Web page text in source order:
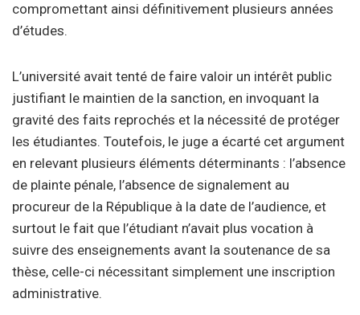
compromettant ainsi définitivement plusieurs années
d’études.
L’université avait tenté de faire valoir un intérêt public
justifiant le maintien de la sanction, en invoquant la
gravité des faits reprochés et la nécessité de protéger
les étudiantes. Toutefois, le juge a écarté cet argument
en relevant plusieurs éléments déterminants : l’absence
de plainte pénale, l’absence de signalement au
procureur de la République à la date de l’audience, et
surtout le fait que l’étudiant n’avait plus vocation à
suivre des enseignements avant la soutenance de sa
thèse, celle-ci nécessitant simplement une inscription
administrative.